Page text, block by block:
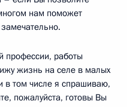
нам поможет
профессии, работы
жизнь на селе в малых
в том числе я спрашиваю,
пожалуйста, готовы Вы